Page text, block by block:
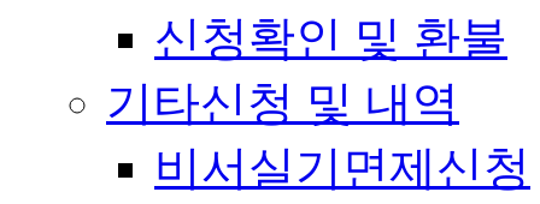
신청확인 및 환불
기타신청 및 내역
비서실기면제신청